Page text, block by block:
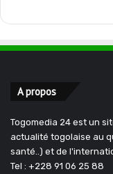
A propos
Togomedia 24 est un
actualité togolaise au
santé..) et de
Tel : +228 91 06 25 88